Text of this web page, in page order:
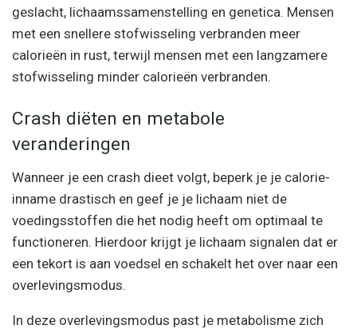
geslacht, lichaamssamenstelling en genetica. Mensen
met een snellere stofwisseling verbranden meer
calorieën in rust, terwijl mensen met een langzamere
stofwisseling minder calorieën verbranden.
Crash diëten en metabole
veranderingen
Wanneer je een crash dieet volgt, beperk je je calorie-
inname drastisch en geef je je lichaam niet de
voedingsstoffen die het nodig heeft om optimaal te
functioneren. Hierdoor krijgt je lichaam signalen dat er
een tekort is aan voedsel en schakelt het over naar een
overlevingsmodus.
In deze overlevingsmodus past je metabolisme zich